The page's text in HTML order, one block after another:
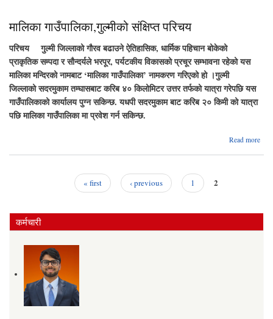
मालिका गाउँपालिका,गुल्मीको संक्षिप्त परिचय
परिचय गुल्मी जिल्लाको गौरव बढाउने ऐतिहासिक, धार्मिक पहिचान बोकेको
प्राकृतिक सम्पदा र सौन्दर्यले भरपूर, पर्यटकीय विकासको प्रचूर सम्भावना रहेको यस
मालिका मन्दिरको नामबाट ‘मालिका गाउँपालिका’ नामकरण गरिएको हो ।गुल्मी
जिल्लाको सदरमुकाम तम्घासबाट करिब ४० किलोमिटर उत्तर तर्फको यात्रा गरेपछि यस
गाउँपालिकाको कार्यालय पुग्न सकिन्छ. यधपी सदरमुकाम बाट करिब २० किमी को यात्रा
पछि मालिका गाउँपालिका मा प्रवेश गर्न सकिन्छ.
Read more
« first ‹ previous 1 2
कर्मचारी